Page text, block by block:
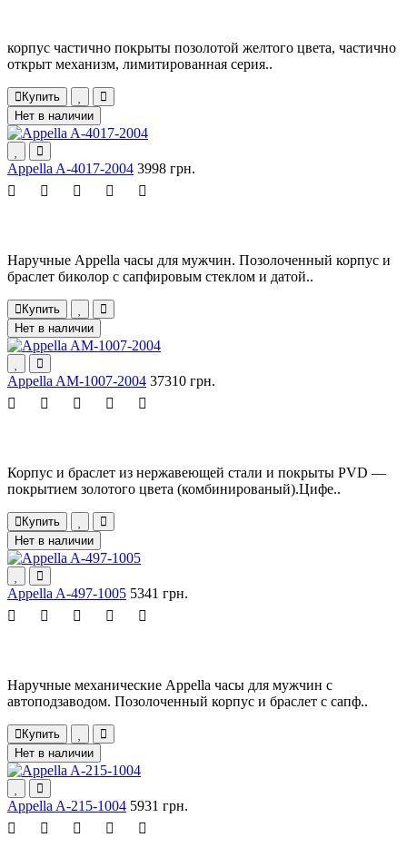
корпус частично покрыты позолотой желтого цвета, частично
открыт механизм, лимитированная серия..
Купить
Нет в наличии
Appella A-4017-2004 3998 грн.
Наручные Appella часы для мужчин. Позолоченный корпус и
браслет биколор с сапфировым стеклом и датой..
Купить
Нет в наличии
Appella AM-1007-2004 37310 грн.
Корпус и браслет из нержавеющей стали и покрыты PVD —
покрытием золотого цвета (комбинированый).Цифе..
Купить
Нет в наличии
Appella A-497-1005 5341 грн.
Наручные механические Appella часы для мужчин с
автоподзаводом. Позолоченный корпус и браслет с сапф..
Купить
Нет в наличии
Appella A-215-1004 5931 грн.